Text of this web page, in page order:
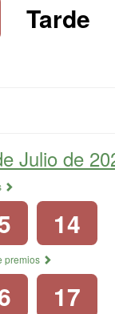
Tarde
Julio de
14
premios
17